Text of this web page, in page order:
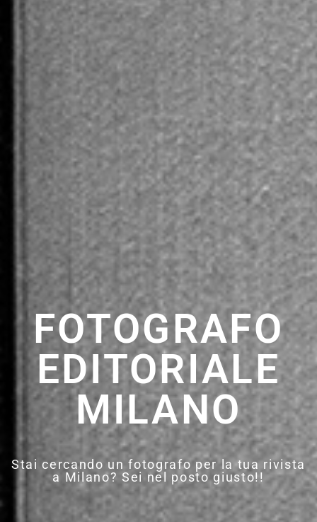
FOTOGRAFO
EDITORIALE
MILANO
Stai cercando un fotografo per la tua rivista
a Milano? Sei nel posto giusto!!